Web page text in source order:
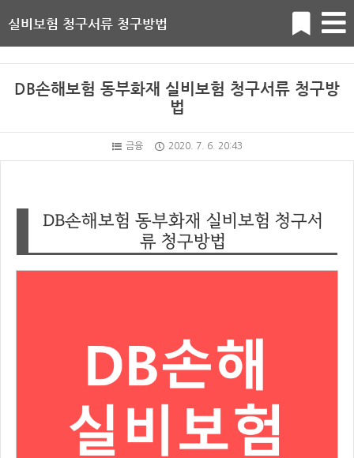
실비보험 청구서류 청구방법
DB손해보험 동부화재 실비보험 청구서류 청구방
법
금융 2020. 7. 6. 20:43
DB손해보험 동부화재 실비보험 청구서
류 청구방법